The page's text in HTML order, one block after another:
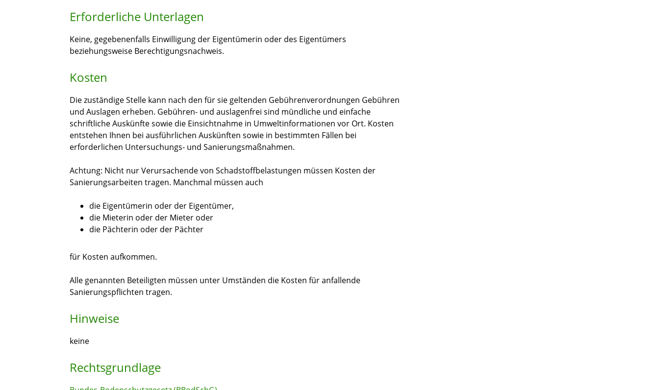
Erforderliche Unterlagen
Keine, gegebenenfalls Einwilligung der Eigentümerin oder des Eigentümers
beziehungsweise Berechtigungsnachweis.
Kosten
Die zuständige Stelle kann nach den für sie geltenden Gebührenverordnungen Gebühren
und Auslagen erheben. Gebühren- und auslagenfrei sind mündliche und einfache
schriftliche Auskünfte sowie die Einsichtnahme in Umweltinformationen vor Ort. Kosten
entstehen Ihnen bei ausführlichen Auskünften sowie in bestimmten Fällen bei
erforderlichen Untersuchungs- und Sanierungsmaßnahmen.
Achtung: Nicht nur Verursachende von Schadstoffbelastungen müssen Kosten der
Sanierungsarbeiten tragen. Manchmal müssen auch
die Eigentümerin oder der Eigentümer,
die Mieterin oder der Mieter oder
die Pächterin oder der Pächter
für Kosten aufkommen.
Alle genannten Beteiligten müssen unter Umständen die Kosten für anfallende
Sanierungspflichten tragen.
Hinweise
keine
Rechtsgrundlage